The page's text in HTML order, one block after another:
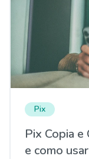
Pix
Pix Copia e
e como